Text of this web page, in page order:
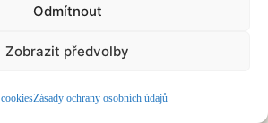
Odmítnout
Zobrazit předvolby
Zásady ochrany osobních údajů
písni, kdy medieválně
kánon působil spíše jako
kvality ani jedné